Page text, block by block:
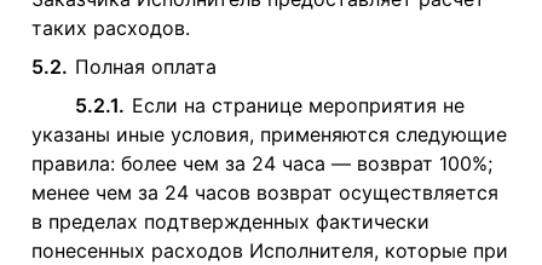
таких расходов.
5.2. Полная оплата
5.2.1. Если на странице мероприятия не
указаны иные условия, применяются следующие
правила: более чем за 24 часа — возврат 100%;
менее чем за 24 часов возврат осуществляется
в пределах подтвержденных фактически
понесенных расходов Исполнителя, которые при